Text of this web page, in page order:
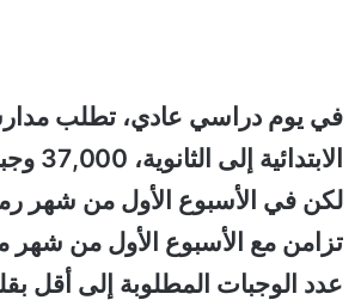
في يوم دراسي عادي، تطلب
لكن في الأسبوع الأول من شهر
تزامن مع الأسبوع الأول من
عدد الوجبات المطلوبة إلى أقل